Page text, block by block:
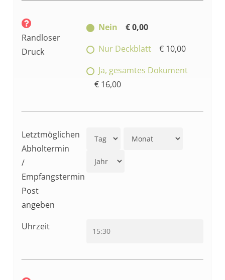
Randloser
Druck
Nein
€ 0,00
Nur Deckblatt
€ 10,00
Ja, gesamtes Dokument
€ 16,00
Letztmöglichen
Abholtermin
/
Empfangstermin
Post
angeben
Uhrzeit